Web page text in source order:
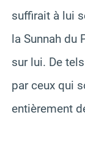
suffirait à lui
la Sunnah du
sur lui. De
par ceux qui
entièrement